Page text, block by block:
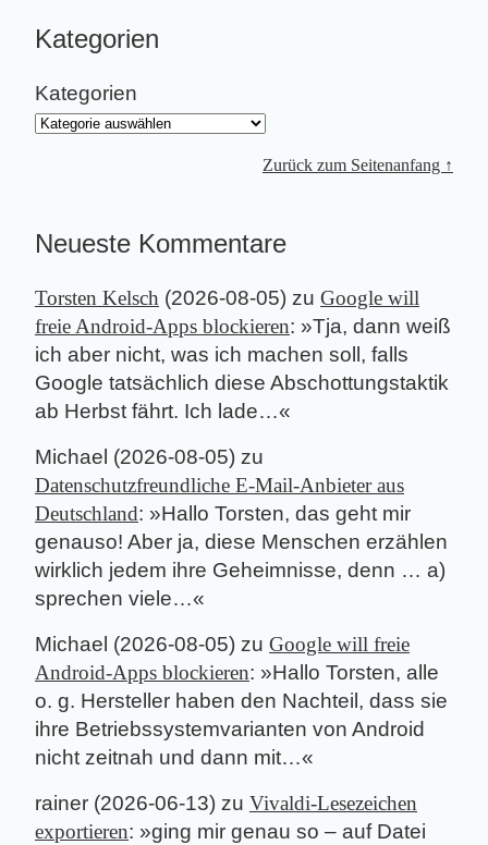
Kategorien
Kategorien
Zurück zum Seitenanfang ↑
Neueste Kommentare
Torsten Kelsch (2026-08-05) zu Google will
freie Android-Apps blockieren: »Tja, dann weiß
ich aber nicht, was ich machen soll, falls
Google tatsächlich diese Abschottungstaktik
ab Herbst fährt. Ich lade…«
Michael (2026-08-05) zu
Datenschutzfreundliche E-Mail-Anbieter aus
Deutschland: »Hallo Torsten, das geht mir
genauso! Aber ja, diese Menschen erzählen
wirklich jedem ihre Geheimnisse, denn … a)
sprechen viele…«
Michael (2026-08-05) zu Google will freie
Android-Apps blockieren: »Hallo Torsten, alle
o. g. Hersteller haben den Nachteil, dass sie
ihre Betriebssystemvarianten von Android
nicht zeitnah und dann mit…«
rainer (2026-06-13) zu Vivaldi-Lesezeichen
exportieren: »ging mir genau so – auf Datei